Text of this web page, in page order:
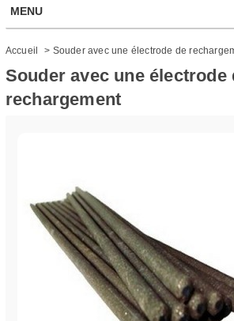
MENU
Accueil > Souder avec une électrode de
Souder avec une électrode
rechargement